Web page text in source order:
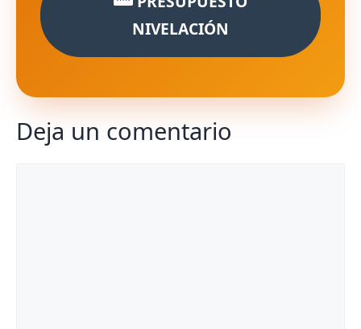
NIVELACIÓN
Deja un comentario